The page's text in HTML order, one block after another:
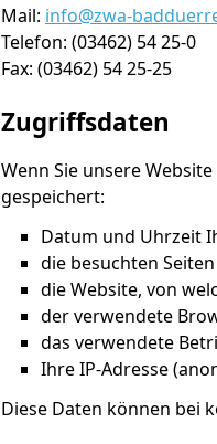
Mail: info@zwa-
Telefon: (03462) 54 25-0
Fax: (03462) 54 25-25
Zugriffsdaten
Wenn Sie unsere
gespeichert:
Datum und Uhrzeit
die besuchten Seiten
die Website, von
der verwendete
das verwendete
Ihre IP-Adresse
Diese Daten können bei